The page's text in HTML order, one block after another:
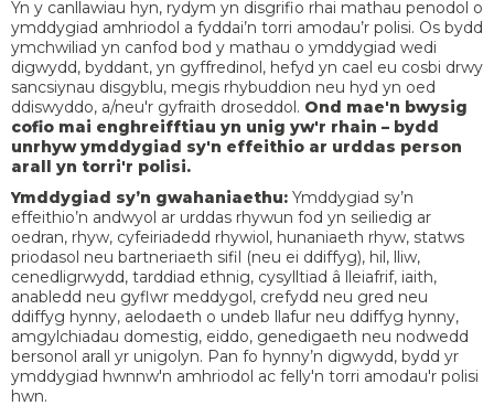
Yn y canllawiau hyn, rydym yn disgrifio rhai mathau penodol o
ymddygiad amhriodol a fyddai’n torri amodau’r polisi. Os bydd
ymchwiliad yn canfod bod y mathau o ymddygiad wedi
digwydd, byddant, yn gyffredinol, hefyd yn cael eu cosbi drwy
sancsiynau disgyblu, megis rhybuddion neu hyd yn oed
ddiswyddo, a/neu'r gyfraith droseddol. Ond mae'n bwysig
cofio mai enghreifftiau yn unig yw'r rhain – bydd
unrhyw ymddygiad sy'n effeithio ar urddas person
arall yn torri'r polisi.
Ymddygiad sy’n gwahaniaethu: Ymddygiad sy’n
effeithio’n andwyol ar urddas rhywun fod yn seiliedig ar
oedran, rhyw, cyfeiriadedd rhywiol, hunaniaeth rhyw, statws
priodasol neu bartneriaeth sifil (neu ei ddiffyg), hil, lliw,
cenedligrwydd, tarddiad ethnig, cysylltiad â lleiafrif, iaith,
anabledd neu gyflwr meddygol, crefydd neu gred neu
ddiffyg hynny, aelodaeth o undeb llafur neu ddiffyg hynny,
amgylchiadau domestig, eiddo, genedigaeth neu nodwedd
bersonol arall yr unigolyn. Pan fo hynny’n digwydd, bydd yr
ymddygiad hwnnw'n amhriodol ac felly'n torri amodau'r polisi
hwn.